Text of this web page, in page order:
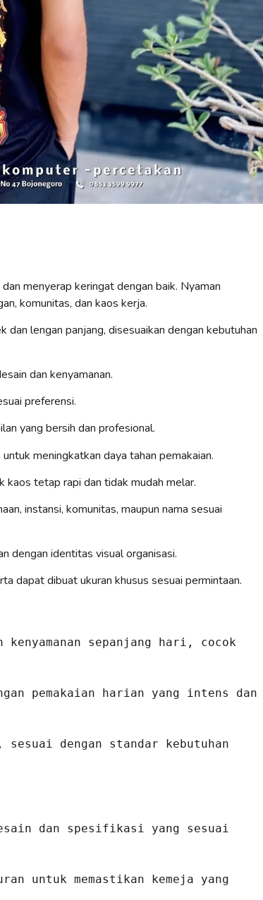
menyerap keringat dengan baik. Nyaman
komunitas, dan kaos kerja.
lengan panjang, disesuaikan dengan kebutuhan
dan kenyamanan.
preferensi.
yang bersih dan profesional.
meningkatkan daya tahan pemakaian.
kaos tetap rapi dan tidak mudah melar.
instansi, komunitas, maupun nama sesuai
dengan identitas visual organisasi.
dapat dibuat ukuran khusus sesuai permintaan.